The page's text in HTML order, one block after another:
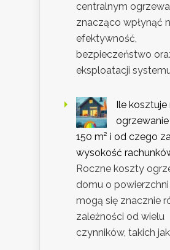
centralnym
znacząco wpłynąć
efektywność,
bezpieczeństwo
eksploatacji
Ile
150 m² i od czego
wysokość
Roczne koszty
domu o powierzchni
mogą się znacznie
zależności od wielu
czynników, takich jak